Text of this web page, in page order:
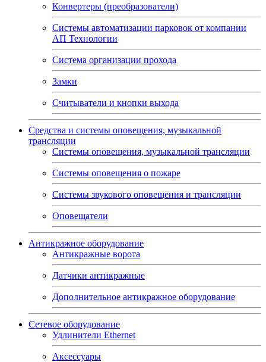
Конвертеры (преобразователи)
Системы автоматизации парковок от компании
АП Технологии
Система организации прохода
Замки
Считыватели и кнопки выхода
Средства и системы оповещения, музыкальной
трансляции
Системы оповещения, музыкальной трансляции
Системы оповещения о пожаре
Системы звукового оповещения и трансляции
Оповещатели
Антикражное оборудование
Антикражные ворота
Датчики антикражные
Дополнительное антикражное оборудование
Сетевое оборудование
Удлинители Ethernet
Аксессуары